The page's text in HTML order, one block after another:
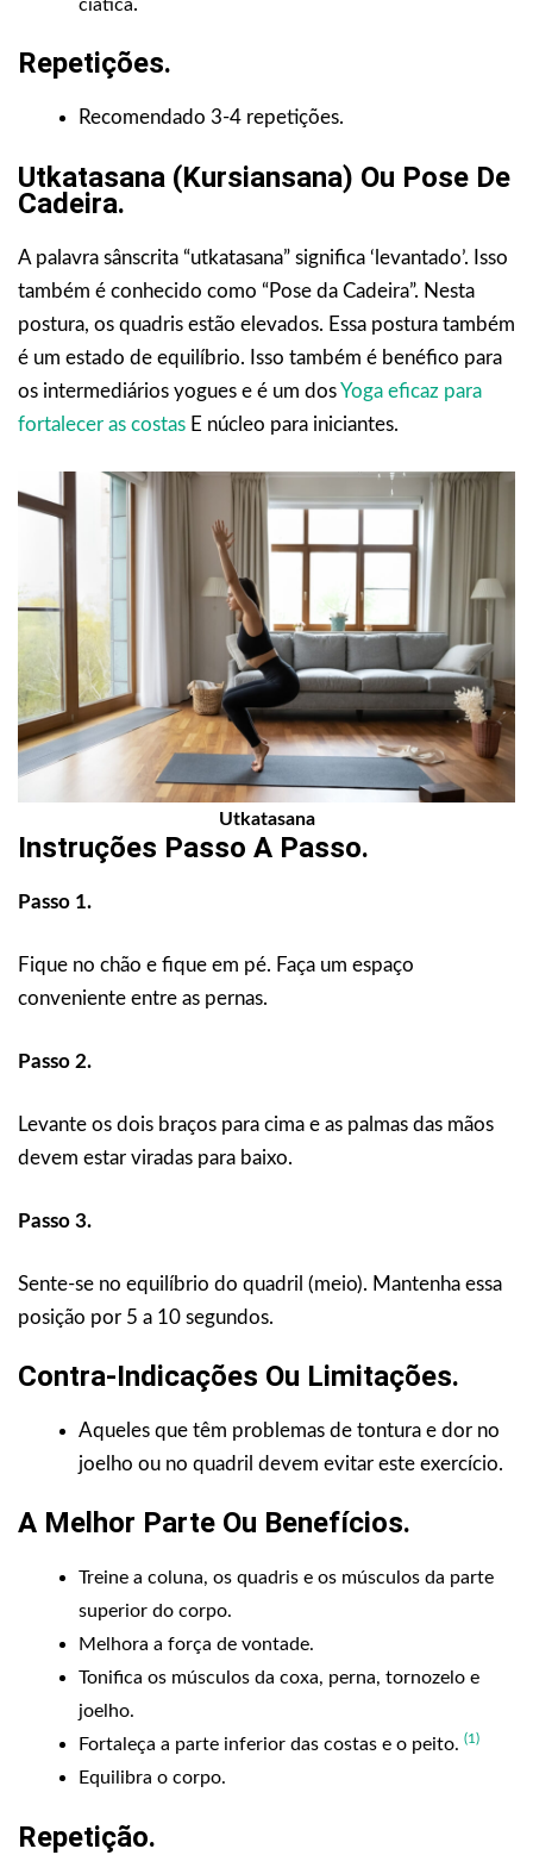
ciática
Repetições.
Recomendado 3-4 repetições.
Utkatasana (Kursiansana) Ou Pose De
Cadeira.
A palavra sânscrita “utkatasana” significa ‘levantado’. Isso
também é conhecido como “Pose da Cadeira”. Nesta
postura, os quadris estão elevados. Essa postura também
é um estado de equilíbrio. Isso também é benéfico para
os intermediários yogues e é um dosYoga eficaz para
fortalecer as costas E núcleo para iniciantes.
Utkatasana
Instruções Passo A Passo.
Passo 1.
Fique no chão e fique em pé. Faça um espaço
conveniente entre as pernas.
Passo 2.
Levante os dois braços para cima e as palmas das mãos
devem estar viradas para baixo.
Passo 3.
Sente-se no equilíbrio do quadril (meio). Mantenha essa
posição por 5 a 10 segundos.
Contra-Indicações Ou Limitações.
Aqueles que têm problemas de tontura e dor no
joelho ou no quadril devem evitar este exercício.
A Melhor Parte Ou Benefícios.
Treine a coluna, os quadris e os músculos da parte
superior do corpo.
Melhora a força de vontade.
Tonifica os músculos da coxa, perna, tornozelo e
joelho.
Fortaleça a parte inferior das costas e o peito. (1)
Equilibra o corpo.
Repetição.